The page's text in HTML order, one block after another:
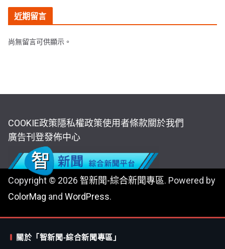
近期留言
尚無留言可供顯示。
COOKIE政策隱私權政策使用者條款關於我們
廣告刊登發佈中心
Copyright © 2026 智新聞-綜合新聞專區. Powered by
ColorMag and WordPress.
關於「智新聞-綜合新聞專區」